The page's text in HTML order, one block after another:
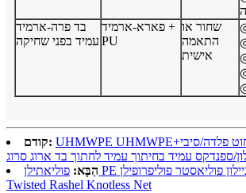
בד פרה-ארמיד
עמיד בפני שחיקה
פארא-ארמיד +
PU
שחור או
התאמה
אישית
קודם: UHMWPE UHMWPE+חוט פלדה/סיבי
ספנדקס עמיד בחיתוך עמיד לחתוך בד ארוג סרוג
הַבָּא: פוליאתילן PE פוליאמיד ניילון פוליאסטר פוליפרופילן PP
Twisted Rashel Knotless Net